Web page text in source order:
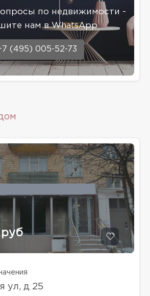
по недвижимости -
нам в WhatsApp
(495) 005-52-73
ул, д 25